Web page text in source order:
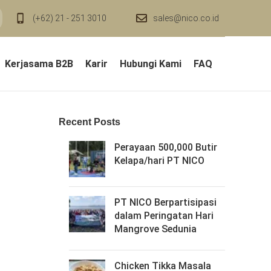
(+62) 21 - 251 3010 sales@nico.co.id
Kerjasama B2B Karir Hubungi Kami FAQ
Recent Posts
Perayaan 500,000 Butir
Kelapa/hari PT NICO
PT NICO Berpartisipasi
dalam Peringatan Hari
Mangrove Sedunia
Chicken Tikka Masala